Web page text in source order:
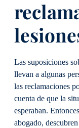
Las suposiciones
llevan a algunas
las reclamaciones
cuenta de que la
esperaban.
abogado,